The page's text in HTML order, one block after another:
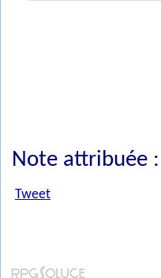
Note attribuée :
Tweet